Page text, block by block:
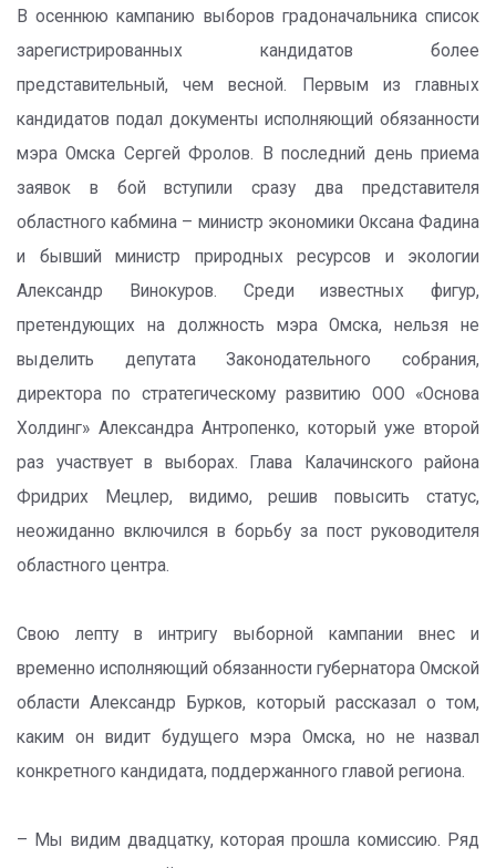
В осеннюю кампанию выборов градоначальника список
зарегистрированных кандидатов более
представительный, чем весной. Первым из главных
кандидатов подал документы исполняющий обязанности
мэра Омска Сергей Фролов. В последний день приема
заявок в бой вступили сразу два представителя
областного кабмина – министр экономики Оксана Фадина
и бывший министр природных ресурсов и экологии
Александр Винокуров. Среди известных фигур,
претендующих на должность мэра Омска, нельзя не
выделить депутата Законодательного собрания,
директора по стратегическому развитию ООО «Основа
Холдинг» Александра Антропенко, который уже второй
раз участвует в выборах. Глава Калачинского района
Фридрих Мецлер, видимо, решив повысить статус,
неожиданно включился в борьбу за пост руководителя
областного центра.
Свою лепту в интригу выборной кампании внес и
временно исполняющий обязанности губернатора Омской
области Александр Бурков, который рассказал о том,
каким он видит будущего мэра Омска, но не назвал
конкретного кандидата, поддержанного главой региона.
– Мы видим двадцатку, которая прошла комиссию. Ряд